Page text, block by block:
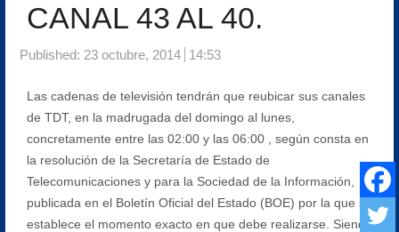
CANAL 43 AL 40.
Published: 23 octubre, 2014 14:53
Las cadenas de televisión tendrán que reubicar sus canales
de TDT, en la madrugada del domingo al lunes,
concretamente entre las 02:00 y las 06:00 , según consta en
la resolución de la Secretaría de Estado de
Telecomunicaciones y para la Sociedad de la Información,
publicada en el Boletín Oficial del Estado (BOE) por la que se
establece el momento exacto en que debe realizarse. Siendo